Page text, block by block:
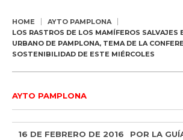
HOME
AYTO PAMPLONA
LOS RASTROS DE LOS MAMÍFEROS SALVAJES
URBANO DE PAMPLONA, TEMA DE LA
SOSTENIBILIDAD DE ESTE MIÉRCOLES
AYTO PAMPLONA
16 DE FEBRERO DE 2016 POR LA